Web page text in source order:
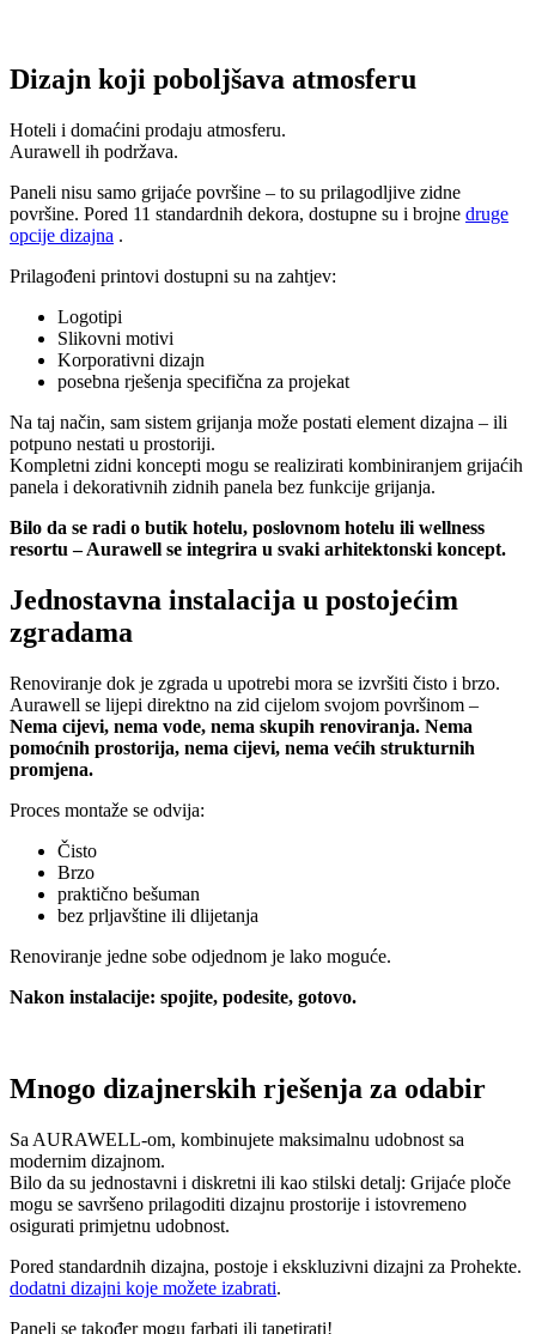
Dizajn koji poboljšava atmosferu
Hoteli i domaćini prodaju atmosferu.
Aurawell ih podržava.
Paneli nisu samo grijaće površine – to su prilagodljive zidne
površine. Pored 11 standardnih dekora, dostupne su i brojne druge
opcije dizajna .
Prilagođeni printovi dostupni su na zahtjev:
Logotipi
Slikovni motivi
Korporativni dizajn
posebna rješenja specifična za projekat
Na taj način, sam sistem grijanja može postati element dizajna – ili
potpuno nestati u prostoriji.
Kompletni zidni koncepti mogu se realizirati kombiniranjem grijaćih
panela i dekorativnih zidnih panela bez funkcije grijanja.
Bilo da se radi o butik hotelu, poslovnom hotelu ili wellness
resortu – Aurawell se integrira u svaki arhitektonski koncept.
Jednostavna instalacija u postojećim
zgradama
Renoviranje dok je zgrada u upotrebi mora se izvršiti čisto i brzo.
Aurawell se lijepi direktno na zid cijelom svojom površinom –
Nema cijevi, nema vode, nema skupih renoviranja. Nema
pomoćnih prostorija, nema cijevi, nema većih strukturnih
promjena.
Proces montaže se odvija:
Čisto
Brzo
praktično bešuman
bez prljavštine ili dlijetanja
Renoviranje jedne sobe odjednom je lako moguće.
Nakon instalacije: spojite, podesite, gotovo.
Mnogo dizajnerskih rješenja za odabir
Sa AURAWELL-om, kombinujete maksimalnu udobnost sa
modernim dizajnom.
Bilo da su jednostavni i diskretni ili kao stilski detalj: Grijaće ploče
mogu se savršeno prilagoditi dizajnu prostorije i istovremeno
osigurati primjetnu udobnost.
Pored standardnih dizajna, postoje i ekskluzivni dizajni za Prohekte.
dodatni dizajni koje možete izabrati.
Paneli se također mogu farbati ili tapetirati!